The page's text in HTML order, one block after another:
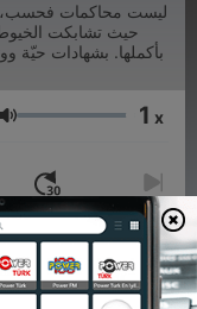
‏ليست محاكمات فحسب،
حيث تشابكت
بأكملها. بشهادات حيّة
Ses 1 x
00:00